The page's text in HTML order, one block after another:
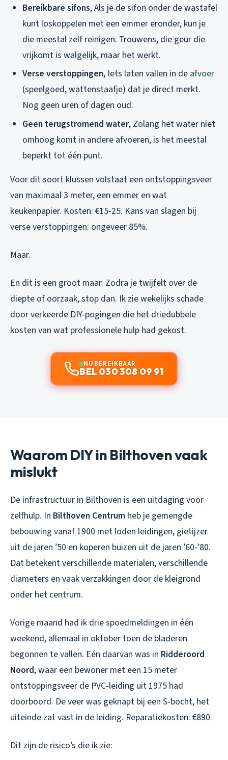
Bereikbare sifons, Als je de sifon onder de wastafel
kunt loskoppelen met een emmer eronder, kun je
die meestal zelf reinigen. Trouwens, die geur die
vrijkomt is walgelijk, maar het werkt.
Verse verstoppingen, Iets laten vallen in de afvoer
(speelgoed, wattenstaafje) dat je direct merkt.
Nog geen uren of dagen oud.
Geen terugstromend water, Zolang het water niet
omhoog komt in andere afvoeren, is het meestal
beperkt tot één punt.
Voor dit soort klussen volstaat een ontstoppingsveer
van maximaal 3 meter, een emmer en wat
keukenpapier. Kosten: €15-25. Kans van slagen bij
verse verstoppingen: ongeveer 85%.
Maar.
En dit is een groot maar. Zodra je twijfelt over de
diepte of oorzaak, stop dan. Ik zie wekelijks schade
door verkeerde DIY-pogingen die het driedubbele
kosten van wat professionele hulp had gekost.
NU BEREIKBAAR
BEL 030 308 09 91
Waarom DIY in Bilthoven vaak
mislukt
De infrastructuur in Bilthoven is een uitdaging voor
zelfhulp. In Bilthoven Centrum heb je gemengde
bebouwing vanaf 1900 met loden leidingen, gietijzer
uit de jaren ’50 en koperen buizen uit de jaren ’60-’80.
Dat betekent verschillende materialen, verschillende
diameters en vaak verzakkingen door de kleigrond
onder het centrum.
Vorige maand had ik drie spoedmeldingen in één
weekend, allemaal in oktober toen de bladeren
begonnen te vallen. Eén daarvan was in Ridderoord
Noord, waar een bewoner met een 15 meter
ontstoppingsveer de PVC-leiding uit 1975 had
doorboord. De veer was geknapt bij een S-bocht, het
uiteinde zat vast in de leiding. Reparatiekosten: €890.
Dit zijn de risico’s die ik zie: